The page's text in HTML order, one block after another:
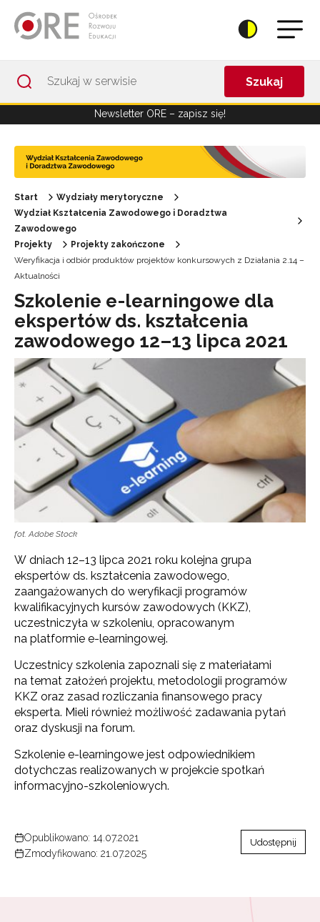
Szukaj
Newsletter ORE – zapisz się!
Start
Wydziały merytoryczne
Wydział Kształcenia Zawodowego i Doradztwa
Zawodowego
Projekty
Projekty zakończone
Weryfikacja i odbiór produktów projektów konkursowych z Działania 2.14 –
Aktualności
Szkolenie e-learningowe dla
ekspertów ds. kształcenia
zawodowego 12–13 lipca 2021
fot. Adobe Stock
W dniach 12–13 lipca 2021 roku kolejna grupa
ekspertów ds. kształcenia zawodowego,
zaangażowanych do weryfikacji programów
kwalifikacyjnych kursów zawodowych (KKZ),
uczestniczyła w szkoleniu, opracowanym
na platformie e-learningowej.
Uczestnicy szkolenia zapoznali się z materiałami
na temat założeń projektu, metodologii programów
KKZ oraz zasad rozliczania finansowego pracy
eksperta. Mieli również możliwość zadawania pytań
oraz dyskusji na forum.
Szkolenie e-learningowe jest odpowiednikiem
dotychczas realizowanych w projekcie spotkań
informacyjno-szkoleniowych.
Opublikowano: 14.07.2021
Zmodyfikowano: 21.07.2025
Udostępnij